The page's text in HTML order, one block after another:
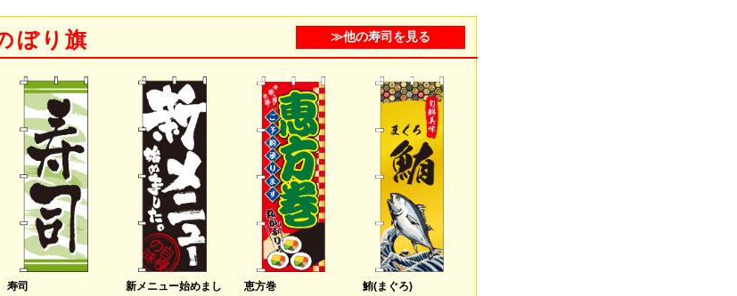
ぼり旗 ≫他の寿司を見る
寿司
新メニュー始めまし
恵方巻
鮪(まぐろ)